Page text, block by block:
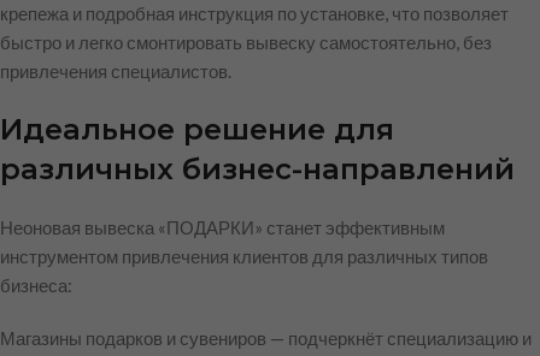
крепежа и подробная инструкция по установке, что позволяет
быстро и легко смонтировать вывеску самостоятельно, без
привлечения специалистов.
Идеальное решение для
различных бизнес-направлений
Неоновая вывеска «ПОДАРКИ» станет эффективным
инструментом привлечения клиентов для различных типов
бизнеса:
Магазины подарков и сувениров — подчеркнёт специализацию и